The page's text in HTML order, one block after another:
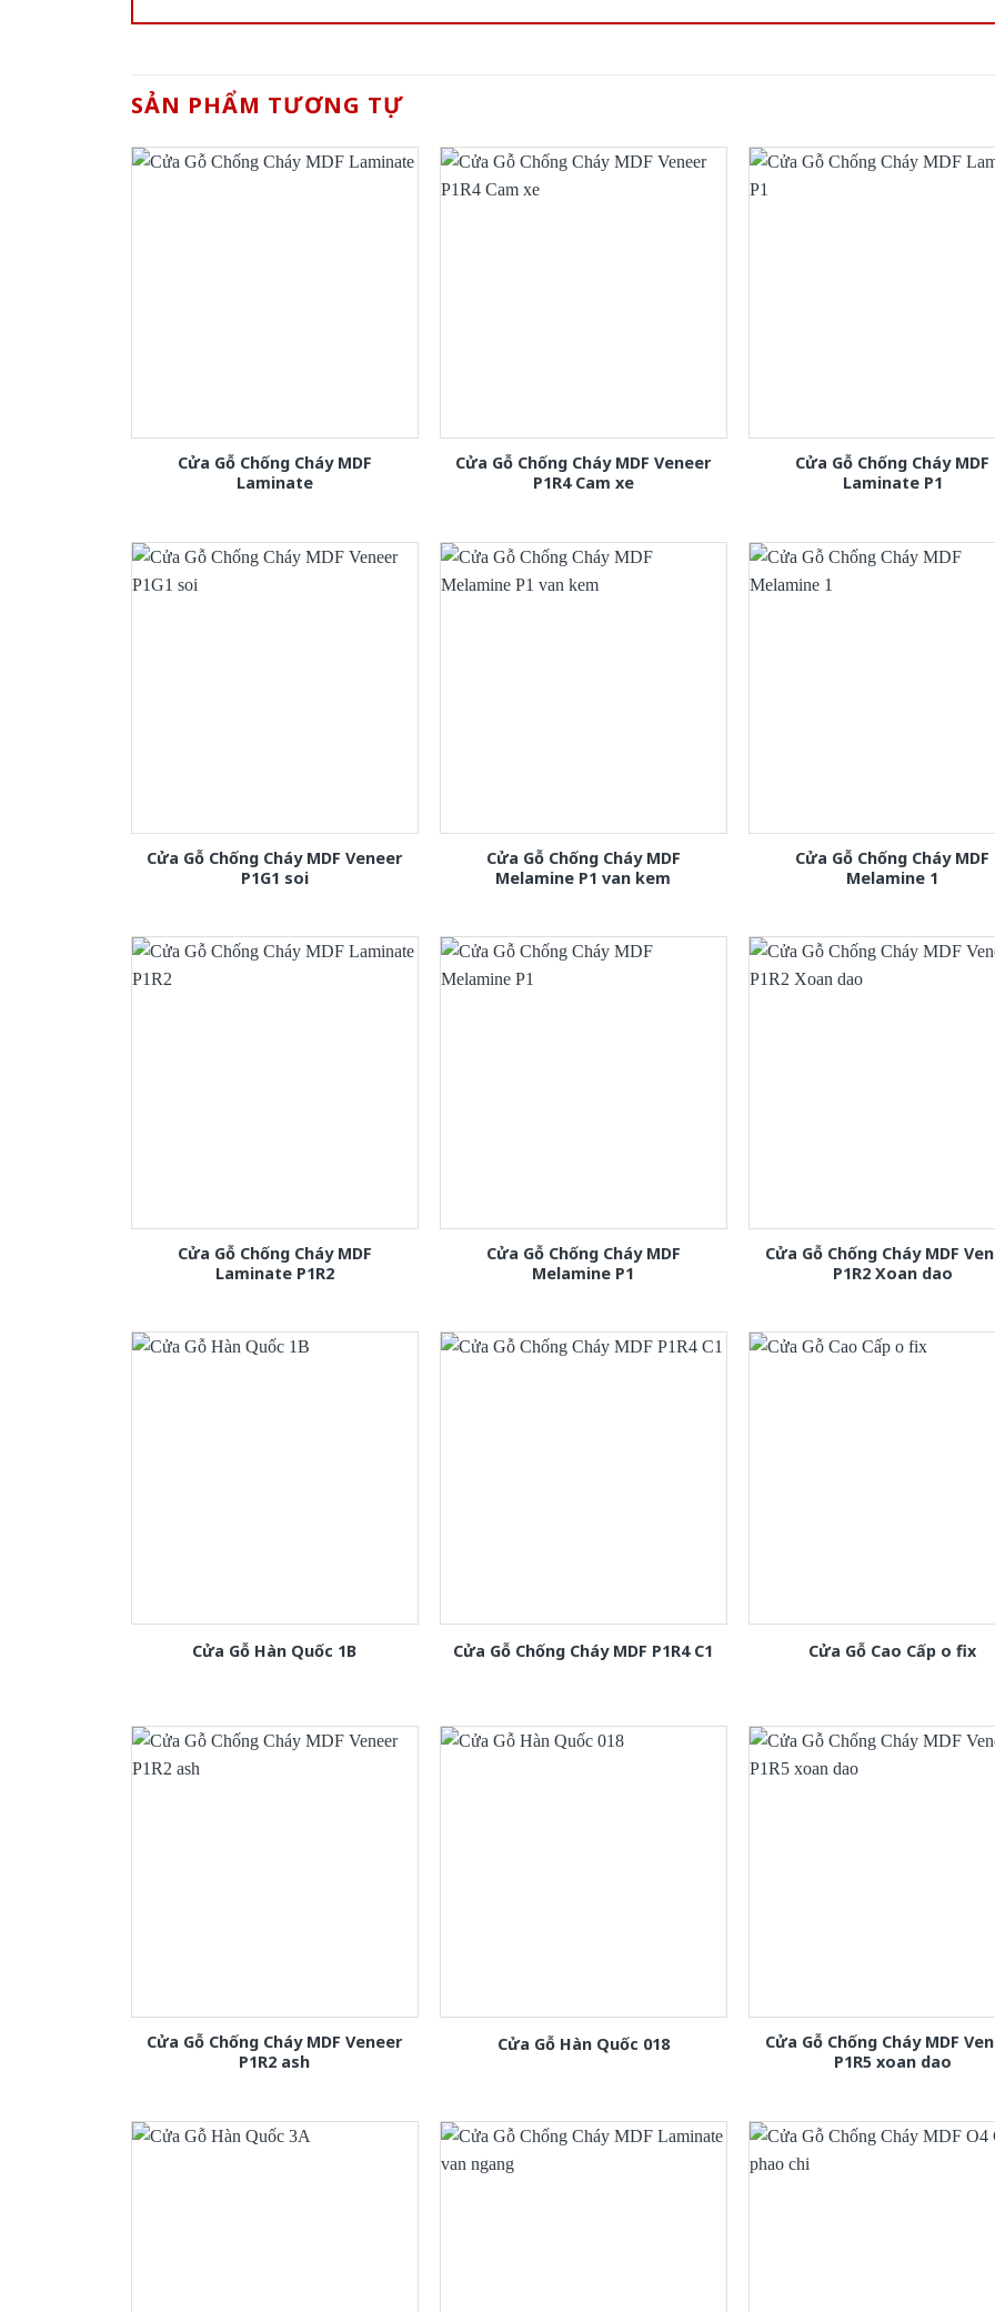
SẢN PHẨM TƯƠNG TỰ
Cửa Gỗ Chống Cháy MDF
Laminate
Cửa Gỗ Chống Cháy MDF Veneer
P1R4 Cam xe
Cửa Gỗ Chống Cháy MDF
Laminate P1
Cửa Gỗ Chống Cháy MDF Veneer
P1G1 soi
Cửa Gỗ Chống Cháy MDF
Melamine P1 van kem
Cửa Gỗ Chống Cháy MDF
Melamine 1
Cửa Gỗ Chống Cháy MDF
Laminate P1R2
Cửa Gỗ Chống Cháy MDF
Melamine P1
Cửa Gỗ Chống Cháy MDF
P1R2 Xoan dao
Cửa Gỗ Hàn Quốc 1B Cửa Gỗ Chống Cháy MDF P1R4 C1 Cửa Gỗ Cao Cấp o fix
Cửa Gỗ Chống Cháy MDF Veneer
P1R2 ash
Cửa Gỗ Hàn Quốc 018
Cửa Gỗ Chống Cháy MDF
P1R5 xoan dao